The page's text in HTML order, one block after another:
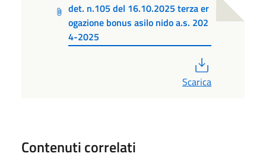
det. n.105 del 16.10.2025 terza er
ogazione bonus asilo nido a.s. 202
4-2025
Scarica
Contenuti correlati